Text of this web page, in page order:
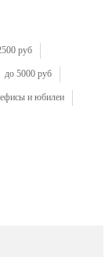
руб
до 5000 руб
и юбилеи